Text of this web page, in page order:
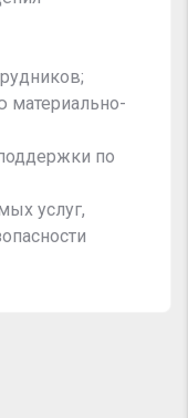
материально-
по
услуг,